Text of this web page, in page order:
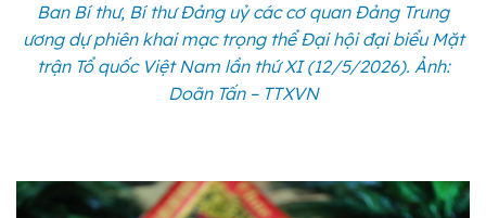
Ban Bí thư, Bí thư Đảng uỷ các cơ quan Đảng Trung
ương dự phiên khai mạc trọng thể Đại hội đại biểu Mặt
trận Tổ quốc Việt Nam lần thứ XI (12/5/2026). Ảnh:
Doãn Tấn – TTXVN